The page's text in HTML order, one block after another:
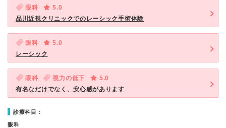
眼科
5.0
品川近視クリニックでのレーシック手術体験
眼科
5.0
レーシック
眼科 視力の低下
5.0
有名なだけでなく、安心感があります
診療科目：
眼科